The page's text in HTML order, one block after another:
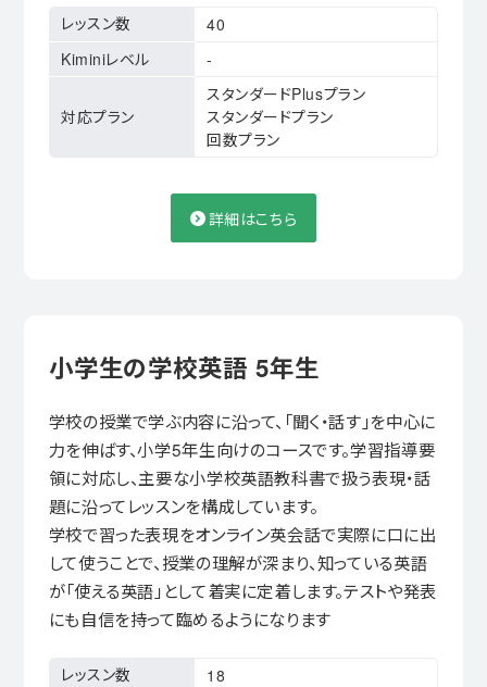
レッスン数
40
Kiminiレベル
-
対応プラン
スタンダードPlusプラン
スタンダードプラン
回数プラン
詳細はこちら
小学生の学校英語 5年生
学校の授業で学ぶ内容に沿って、「聞く・話す」を中心に
力を伸ばす、小学5年生向けのコースです。学習指導要
領に対応し、主要な小学校英語教科書で扱う表現・話
題に沿ってレッスンを構成しています。
学校で習った表現をオンライン英会話で実際に口に出
して使うことで、授業の理解が深まり、知っている英語
が「使える英語」として着実に定着します。テストや発表
にも自信を持って臨めるようになります
レッスン数
18